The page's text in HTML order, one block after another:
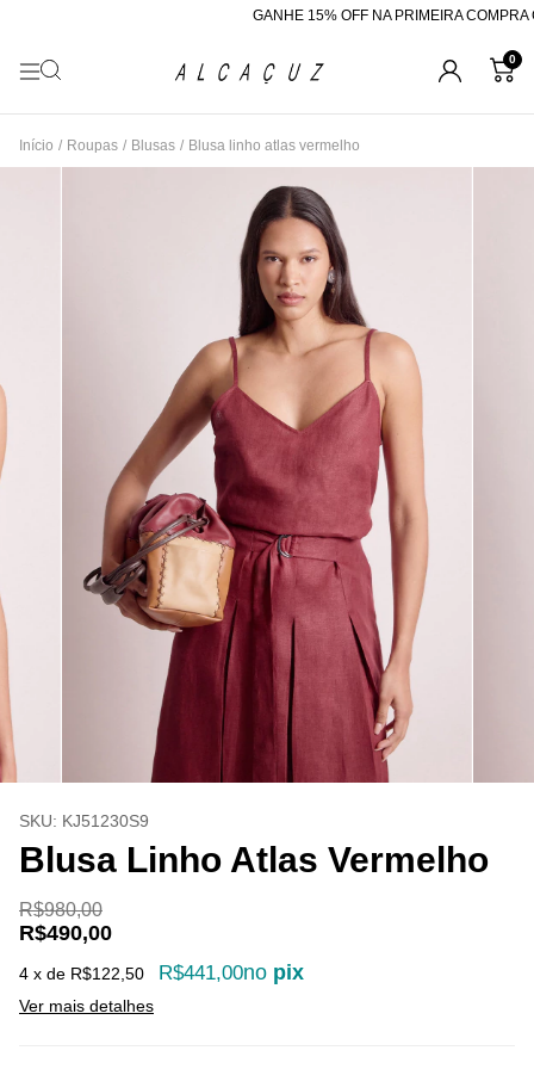
GANHE 15% OFF NA PRIMEIRA COMPRA
0
Início / Roupas / Blusas / Blusa linho atlas vermelho
SKU: KJ51230S9
Blusa Linho Atlas Vermelho
R$980,00
R$490,00
4 x de R$122,50 R$441,00no pix
Ver mais detalhes